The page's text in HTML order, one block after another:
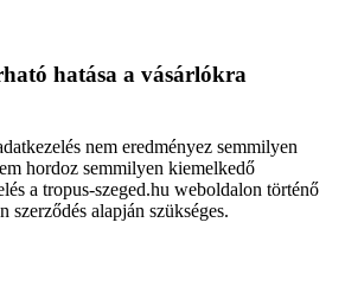
hatása a vásárlókra
nem eredményez semmilyen
hordoz semmilyen kiemelkedő
a tropus-szeged.hu weboldalon történő
szerződés alapján szükséges.